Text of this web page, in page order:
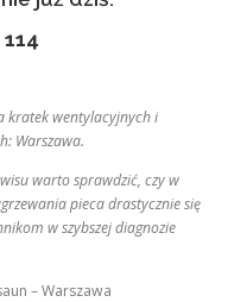
kratek wentylacyjnych i
Warszawa.
warto sprawdzić, czy w
pieca drastycznie się
w szybszej diagnozie
– Warszawa